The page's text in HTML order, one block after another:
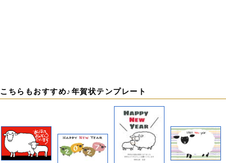
こちらもおすすめ♪年賀状テンプレート